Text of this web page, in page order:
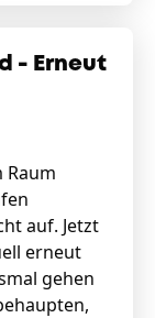
- Erneut
Raum
auf. Jetzt
erneut
gehen